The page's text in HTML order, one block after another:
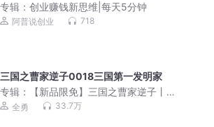
专辑： 创业赚钱新思维|每天5分钟
阿普说创业 718
三国之曹家逆子0018三国第一发明家
专辑：
【新品限免】三国之曹家逆子丨
亿万点击金奖作品丨全勇多人小说剧
全勇 33.7万